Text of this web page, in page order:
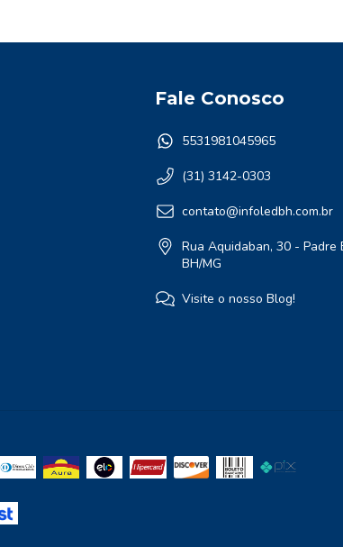
Fale Conosco
5531981045965
(31) 3142-0303
contato@infoledbh.com.br
Rua Aquidaban, 30 - Padre
BH/MG
Visite o nosso Blog!